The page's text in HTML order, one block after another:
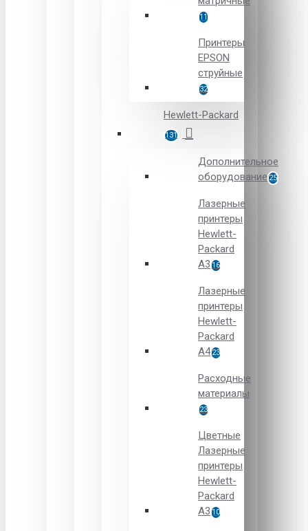
11
Принтеры
EPSON
струйные
32
Hewlett-Packard
131
Дополнительное
оборудование 25
Лазерные
принтеры
Hewlett-
Packard
A3 16
Лазерные
принтеры
Hewlett-
Packard
A423
Расходные
материалы
23
Цветные
Лазерные
принтеры
Hewlett-
Packard
A3 10